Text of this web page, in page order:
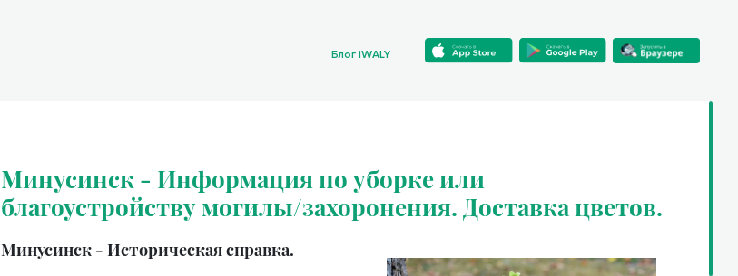
Блог iWALY
Минусинск - Информация по уборке или
благоустройству могилы/захоронения. Доставка цветов.
Минусинск - Историческая справка.